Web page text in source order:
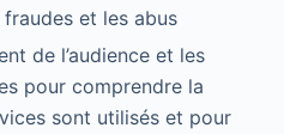
et les abus
de l’audience et les
pour comprendre la
sont utilisés et pour